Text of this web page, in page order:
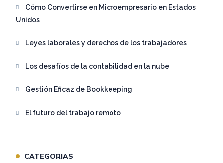
Cómo Convertirse en Microempresario en Estados
Unidos
Leyes laborales y derechos de los trabajadores
Los desafíos de la contabilidad en la nube
Gestión Eficaz de Bookkeeping
El futuro del trabajo remoto
CATEGORIAS